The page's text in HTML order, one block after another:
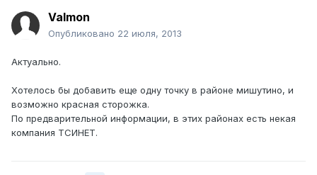
Valmon
Опубликовано 22 июля, 2013
Актуально.
Хотелось бы добавить еще одну точку в районе мишутино, и
возможно красная сторожка.
По предварительной информации, в этих районах есть некая
компания ТСИНЕТ.